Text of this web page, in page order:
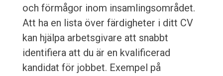
och förmågor inom insamlingsområdet.
Att ha en lista över färdigheter i ditt CV
kan hjälpa arbetsgivare att snabbt
identifiera att du är en kvalificerad
kandidat för jobbet. Exempel på